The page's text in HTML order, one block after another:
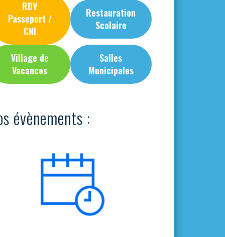
RDV
Passeport /
CNI
Restauration
Scolaire
Village de
Vacances
Salles
Municipales
évènements :